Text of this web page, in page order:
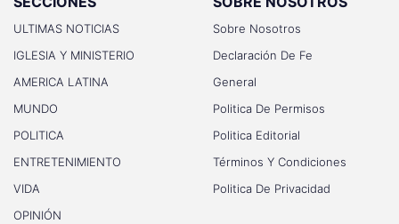
ULTIMAS NOTICIAS
IGLESIA Y MINISTERIO
AMERICA LATINA
MUNDO
POLITICA
ENTRETENIMIENTO
VIDA
OPINIÓN
Sobre Nosotros
Declaración De Fe
General
Politica De Permisos
Politica Editorial
Términos Y Condiciones
Politica De Privacidad